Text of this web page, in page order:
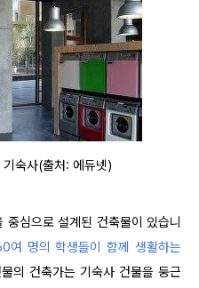
숙사(출처: 에듀넷)
중심으로 설계된 건축물이 있습니
여 명의 학생들이 함께 생활하는
의 건축가는 기숙사 건물을 둥근